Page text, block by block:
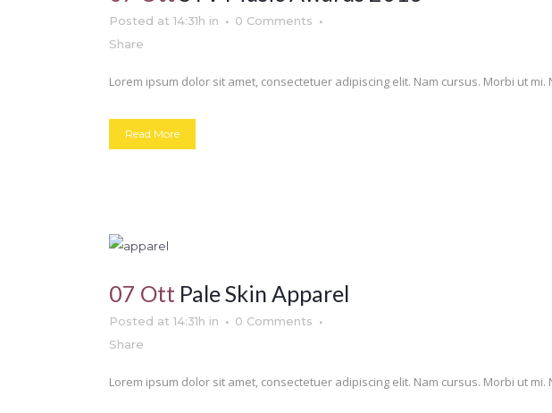
Posted at 14:31h in
0 Comments
Share
Lorem ipsum dolor sit amet, consectetuer adipiscing elit. Nam cursus. Morbi ut
Read More
07 Ott Pale Skin Apparel
Posted at 14:31h in
0 Comments
Share
Lorem ipsum dolor sit amet, consectetuer adipiscing elit. Nam cursus. Morbi ut